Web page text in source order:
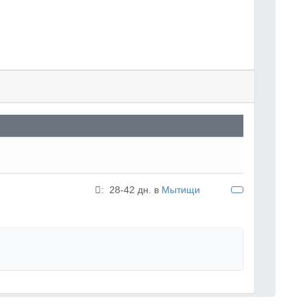
: 28-42 дн. в Мытищи